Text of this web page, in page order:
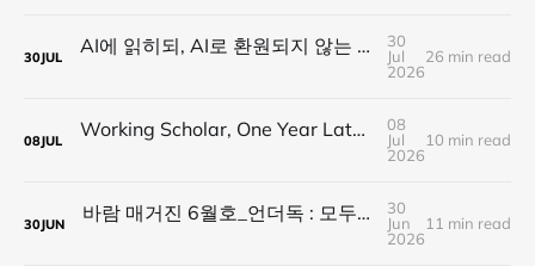
30JUL AI에 읽히되, AI로 환원되지 않는 것 — 새로운 낭만의 시대, 브랜드와 비즈니스가 향해야 할 방향
30
Jul
2026
26 min read
08JUL Working Scholar, One Year Later : 1년 후, 다시 보내는 응원
08
Jul
2026
10 min read
30JUN 바람 매거진 6월호_언더독 : 모두가 가는 길을 가지 않는다, 나의 길을 만든다
30
Jun
2026
11 min read